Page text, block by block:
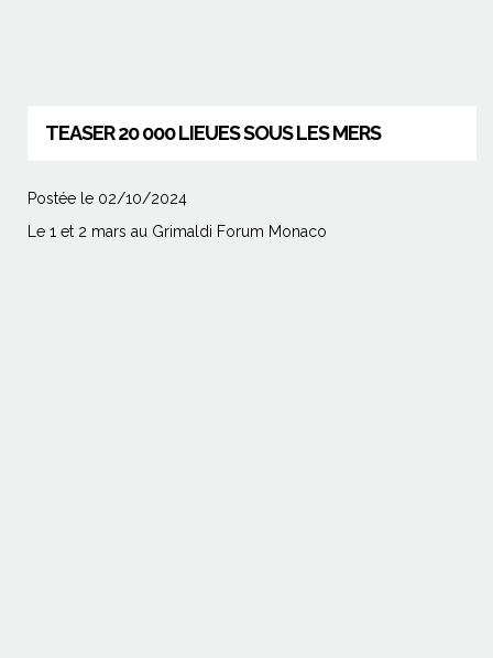
TEASER 20 000 LIEUES SOUS LES MERS
Postée le 02/10/2024
Le 1 et 2 mars au Grimaldi Forum Monaco